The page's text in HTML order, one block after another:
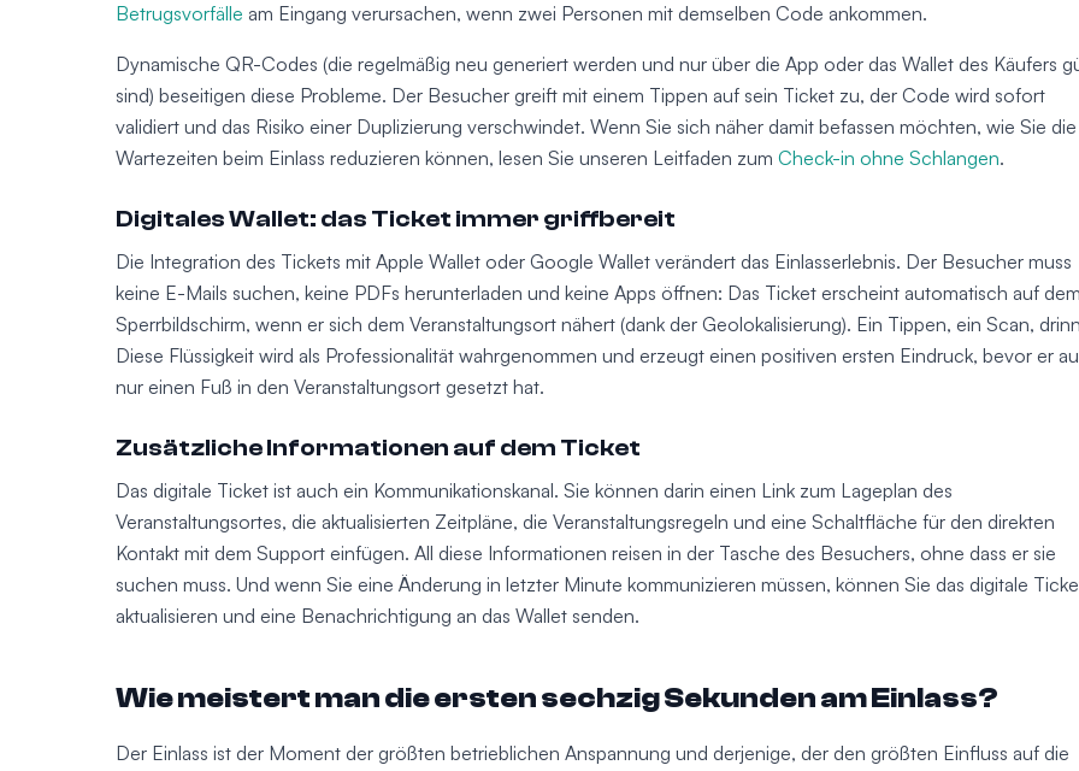
Betrugsvorfälle am Eingang verursachen, wenn zwei Personen mit demselben Code ankommen.
Dynamische QR-Codes (die regelmäßig neu generiert werden und nur über die App oder das Wallet des Käufers
sind) beseitigen diese Probleme. Der Besucher greift mit einem Tippen auf sein Ticket zu, der Code wird sofort
validiert und das Risiko einer Duplizierung verschwindet. Wenn Sie sich näher damit befassen möchten, wie Sie die
Wartezeiten beim Einlass reduzieren können, lesen Sie unseren Leitfaden zum Check-in ohne Schlangen.
Digitales Wallet: das Ticket immer griffbereit
Die Integration des Tickets mit Apple Wallet oder Google Wallet verändert das Einlasserlebnis. Der Besucher muss
keine E-Mails suchen, keine PDFs herunterladen und keine Apps öffnen: Das Ticket erscheint automatisch auf dem
Sperrbildschirm, wenn er sich dem Veranstaltungsort nähert (dank der Geolokalisierung). Ein Tippen, ein Scan,
Diese Flüssigkeit wird als Professionalität wahrgenommen und erzeugt einen positiven ersten Eindruck, bevor er
nur einen Fuß in den Veranstaltungsort gesetzt hat.
Zusätzliche Informationen auf dem Ticket
Das digitale Ticket ist auch ein Kommunikationskanal. Sie können darin einen Link zum Lageplan des
Veranstaltungsortes, die aktualisierten Zeitpläne, die Veranstaltungsregeln und eine Schaltfläche für den direkten
Kontakt mit dem Support einfügen. All diese Informationen reisen in der Tasche des Besuchers, ohne dass er sie
suchen muss. Und wenn Sie eine Änderung in letzter Minute kommunizieren müssen, können Sie das digitale
aktualisieren und eine Benachrichtigung an das Wallet senden.
Wie meistert man die ersten sechzig Sekunden am Einlass?
Der Einlass ist der Moment der größten betrieblichen Anspannung und derjenige, der den größten Einfluss auf die